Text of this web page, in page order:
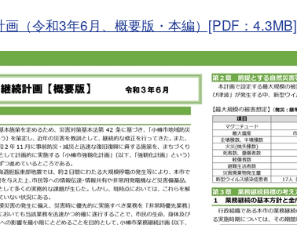
画（令和3年6月、概要版・本編）[PDF：4.3MB]